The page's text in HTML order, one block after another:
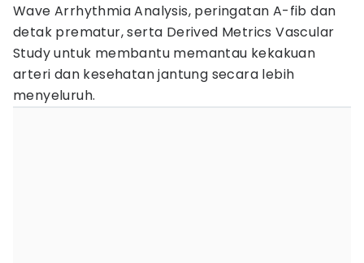
Wave Arrhythmia Analysis, peringatan A-fib dan
detak prematur, serta Derived Metrics Vascular
Study untuk membantu memantau kekakuan
arteri dan kesehatan jantung secara lebih
menyeluruh.